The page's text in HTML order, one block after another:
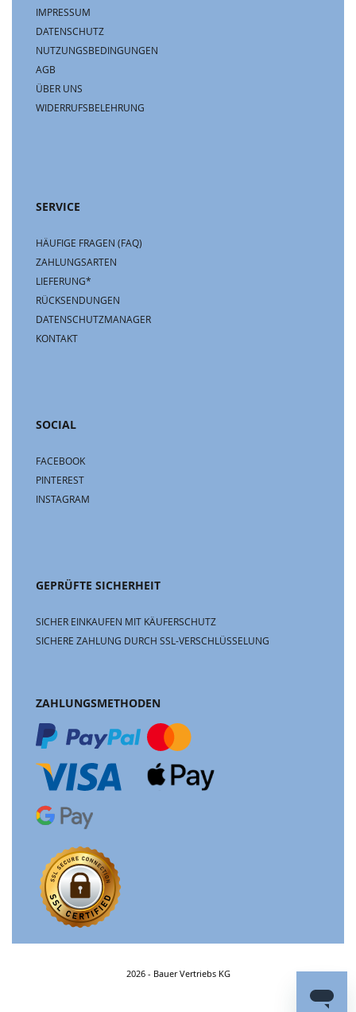
IMPRESSUM
DATENSCHUTZ
NUTZUNGSBEDINGUNGEN
AGB
ÜBER UNS
WIDERRUFSBELEHRUNG
SERVICE
HÄUFIGE FRAGEN (FAQ)
ZAHLUNGSARTEN
LIEFERUNG*
RÜCKSENDUNGEN
DATENSCHUTZMANAGER
KONTAKT
SOCIAL
FACEBOOK
PINTEREST
INSTAGRAM
GEPRÜFTE SICHERHEIT
SICHER EINKAUFEN MIT KÄUFERSCHUTZ
SICHERE ZAHLUNG DURCH SSL-VERSCHLÜSSELUNG
ZAHLUNGSMETHODEN
2026 - Bauer Vertriebs KG